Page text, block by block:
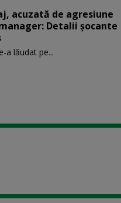
acuzată de agresiune
Detalii șocante
a lăudat pe...